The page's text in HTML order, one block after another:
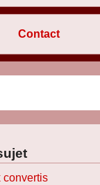
Contact
convertis